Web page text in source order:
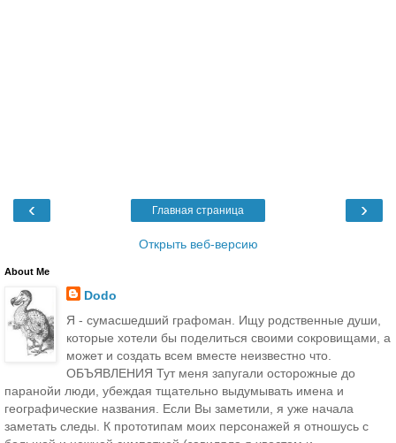
‹ ›
Главная страница
Открыть веб-версию
About Me
Dodo
Я - сумасшедший графоман. Ищу родственные души,
которые хотели бы поделиться своими сокровищами, а
может и создать всем вместе неизвестно что.
ОБЪЯВЛЕНИЯ Тут меня запугали осторожные до
паранойи люди, убеждая тщательно выдумывать имена и
географические названия. Если Вы заметили, я уже начала
заметать следы. К прототипам моих персонажей я отношусь с